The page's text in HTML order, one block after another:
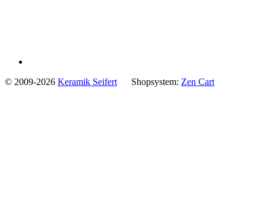
© 2009-2026 Keramik SeifertShopsystem: Zen Cart